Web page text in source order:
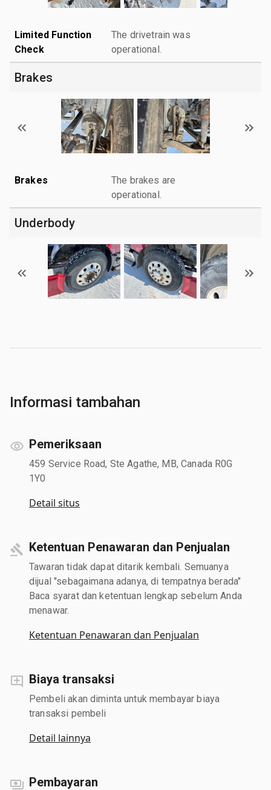
Limited Function
Check
The drivetrain was
operational.
Brakes
Brakes
The brakes are
operational.
Underbody
Informasi tambahan
Pemeriksaan
459 Service Road, Ste Agathe, MB, Canada R0G
1Y0
Detail situs
Ketentuan Penawaran dan Penjualan
Tawaran tidak dapat ditarik kembali. Semuanya
dijual "sebagaimana adanya, di tempatnya berada"
Baca syarat dan ketentuan lengkap sebelum Anda
menawar.
Ketentuan Penawaran dan Penjualan
Biaya transaksi
Pembeli akan diminta untuk membayar biaya
transaksi pembeli
Detail lainnya
Pembayaran